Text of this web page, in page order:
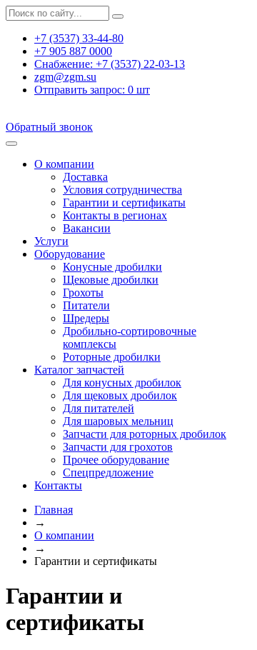
+7 (3537) 33-44-80
+7 905 887 0000
Снабжение: +7 (3537) 22-03-13
zgm@zgm.su
Отправить запрос: 0 шт
Обратный звонок
О компании
Доставка
Условия сотрудничества
Гарантии и сертификаты
Контакты в регионах
Вакансии
Услуги
Оборудование
Конусные дробилки
Щековые дробилки
Грохоты
Питатели
Шредеры
Дробильно-сортировочные
комплексы
Роторные дробилки
Каталог запчастей
Для конусных дробилок
Для щековых дробилок
Для питателей
Для шаровых мельниц
Запчасти для роторных дробилок
Запчасти для грохотов
Прочее оборудование
Спецпредложение
Контакты
Главная
→
О компании
→
Гарантии и сертификаты
Гарантии и
сертификаты